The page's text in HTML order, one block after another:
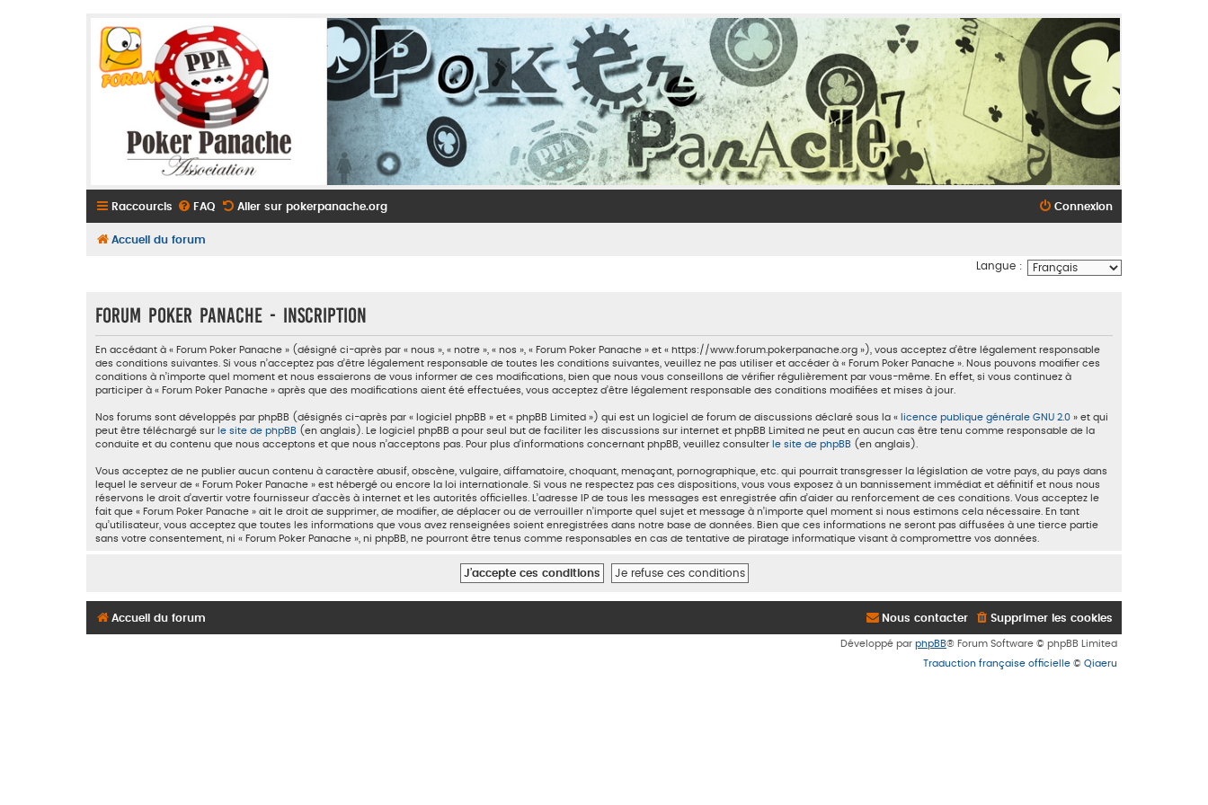
Raccourcis FAQ Aller sur pokerpanache.org Connexion
Accueil du forum
Langue :
Forum Poker Panache - Inscription
En accédant à « Forum Poker Panache » (désigné ci-après par « nous », « notre », « nos », « Forum Poker Panache » et « https://www.forum.pokerpanache.org »), vous acceptez d’être légalement responsable
des conditions suivantes. Si vous n’acceptez pas d’être légalement responsable de toutes les conditions suivantes, veuillez ne pas utiliser et accéder à « Forum Poker Panache ». Nous pouvons modifier ces
conditions à n’importe quel moment et nous essaierons de vous informer de ces modifications, bien que nous vous conseillons de vérifier régulièrement par vous-même. En effet, si vous continuez à
participer à « Forum Poker Panache » après que des modifications aient été effectuées, vous acceptez d’être légalement responsable des conditions modifiées et mises à jour.
Nos forums sont développés par phpBB (désignés ci-après par « logiciel phpBB » et « phpBB Limited ») qui est un logiciel de forum de discussions déclaré sous la « licence publique générale GNU 2.0 » et qui
peut être téléchargé sur le site de phpBB (en anglais). Le logiciel phpBB a pour seul but de faciliter les discussions sur internet et phpBB Limited ne peut en aucun cas être tenu comme responsable de la
conduite et du contenu que nous acceptons et que nous n’acceptons pas. Pour plus d’informations concernant phpBB, veuillez consulter le site de phpBB (en anglais).
Vous acceptez de ne publier aucun contenu à caractère abusif, obscène, vulgaire, diffamatoire, choquant, menaçant, pornographique, etc. qui pourrait transgresser la législation de votre pays, du pays dans
lequel le serveur de « Forum Poker Panache » est hébergé ou encore la loi internationale. Si vous ne respectez pas ces dispositions, vous vous exposez à un bannissement immédiat et définitif et nous nous
réservons le droit d’avertir votre fournisseur d’accès à internet et les autorités officielles. L’adresse IP de tous les messages est enregistrée afin d’aider au renforcement de ces conditions. Vous acceptez le
fait que « Forum Poker Panache » ait le droit de supprimer, de modifier, de déplacer ou de verrouiller n’importe quel sujet et message à n’importe quel moment si nous estimons cela nécessaire. En tant
qu’utilisateur, vous acceptez que toutes les informations que vous avez renseignées soient enregistrées dans notre base de données. Bien que ces informations ne seront pas diffusées à une tierce partie
sans votre consentement, ni « Forum Poker Panache », ni phpBB, ne pourront être tenus comme responsables en cas de tentative de piratage informatique visant à compromettre vos données.
Accueil du forum Supprimer les cookies
Nous contacter
Développé par phpBB® Forum Software © phpBB Limited
Traduction française officielle © Qiaeru